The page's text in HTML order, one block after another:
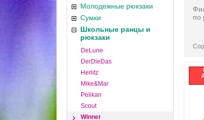
Молодежные рюкзаки
Сумки
Школьные ранцы и
рюкзаки
DeLune
DerDieDas
Herlitz
Mike&Mar
Pelikan
Scout
Winner
по